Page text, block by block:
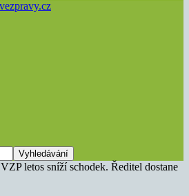
VZP letos sníží schodek. Ředitel dostane